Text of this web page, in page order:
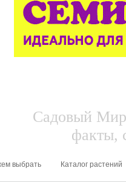
Садовый
факты,
выбрать Каталог растений